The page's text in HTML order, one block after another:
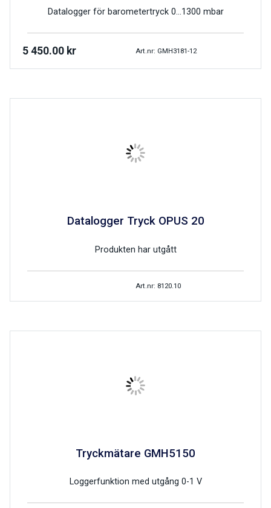
Datalogger för barometertryck 0…1300 mbar
5 450.00 kr Art.nr: GMH3181-12
Datalogger Tryck OPUS 20
Produkten har utgått
Art.nr: 8120.10
Tryckmätare GMH5150
Loggerfunktion med utgång 0-1 V